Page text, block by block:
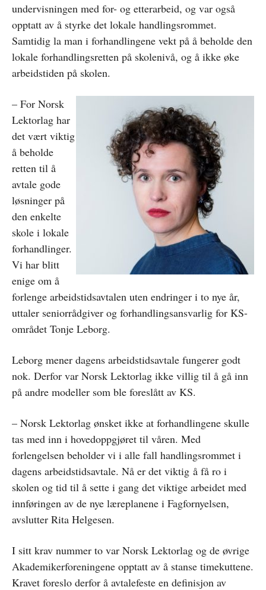
undervisningen med for- og etterarbeid, og var også
opptatt av å styrke det lokale handlingsrommet.
Samtidig la man i forhandlingene vekt på å beholde den
lokale forhandlingsretten på skolenivå, og å ikke øke
arbeidstiden på skolen.
– For Norsk
Lektorlag har
det vært viktig
å beholde
retten til å
avtale gode
løsninger på
den enkelte
skole i lokale
forhandlinger.
Vi har blitt
enige om å
forlenge arbeidstidsavtalen uten endringer i to nye år,
uttaler seniorrådgiver og forhandlingsansvarlig for KS-
området Tonje Leborg.
Leborg mener dagens arbeidstidsavtale fungerer godt
nok. Derfor var Norsk Lektorlag ikke villig til å gå inn
på andre modeller som ble foreslått av KS.
– Norsk Lektorlag ønsket ikke at forhandlingene skulle
tas med inn i hovedoppgjøret til våren. Med
forlengelsen beholder vi i alle fall handlingsrommet i
dagens arbeidstidsavtale. Nå er det viktig å få ro i
skolen og tid til å sette i gang det viktige arbeidet med
innføringen av de nye læreplanene i Fagfornyelsen,
avslutter Rita Helgesen.
I sitt krav nummer to var Norsk Lektorlag og de øvrige
Akademikerforeningene opptatt av å stanse timekuttene.
Kravet foreslo derfor å avtalefeste en definisjon av